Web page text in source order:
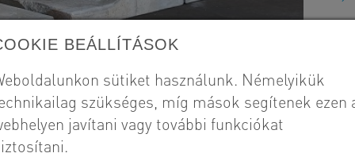
BEÁLLÍTÁSOK
sütiket használunk. Némelyikük
szükséges, míg mások segítenek ezen
javítani vagy további funkciókat